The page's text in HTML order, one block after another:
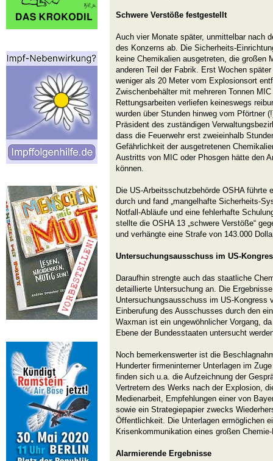
Schwere Verstöße festgestellt
Auch vier Monate später, unmittelbar nach
des Konzerns ab. Die Sicherheits-
keine Chemikalien ausgetreten, die großen
anderen Teil der Fabrik. Erst Wochen
weniger als 20 Meter vom Explosionsort
Zwischenbehälter mit mehreren Tonnen
Rettungsarbeiten verliefen keineswegs
wurden über Stunden hinweg vom Pförtner
Präsident des zuständigen
dass die Feuerwehr erst zweieinhalb
Gefährlichkeit der ausgetretenen
Austritts von MIC oder Phosgen hätte den
können.
Die US-Arbeitsschutzbehörde OSHA führte
durch und fand „mangelhafte Sicherheits-
Notfall-Abläufe und eine fehlerhafte
stellte die OSHA 13 „schwere Verstöße“
und verhängte eine Strafe von 143.000
Untersuchungsausschuss im US-
Daraufhin strengte auch das staatliche
detaillierte Untersuchung an. Die
Untersuchungsausschuss im US-Kongress
Einberufung des Ausschusses durch den
Waxman ist ein ungewöhnlicher Vorgang,
Ebene der Bundesstaaten untersucht
Noch bemerkenswerter ist die
Hunderter firmeninterner Unterlagen im
finden sich u.a. die Aufzeichnung der
Vertretern des Werks nach der Explosion,
Medienarbeit, Empfehlungen einer von
sowie ein Strategiepapier zwecks
Öffentlichkeit. Die Unterlagen ermöglichen
Krisenkommunikation eines großen
Alarmierende Ergebnisse